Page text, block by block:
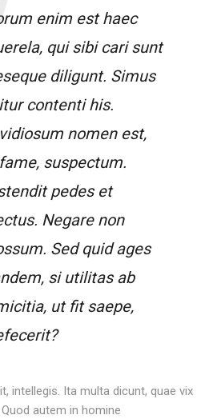
enim est haec
qui sibi cari sunt
diligunt. Simus
contenti his.
nomen est,
suspectum.
pedes et
Negare non
Sed quid ages
si utilitas ab
ut fit saepe,
intellegis. Ita multa dicunt, quae vix
autem in homine